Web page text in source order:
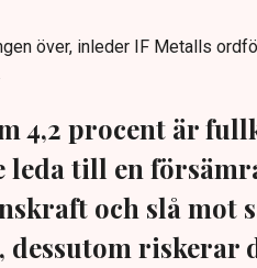
över, inleder IF Metalls
4,2 procent är
leda till en
och slå mot
dessutom riskerar